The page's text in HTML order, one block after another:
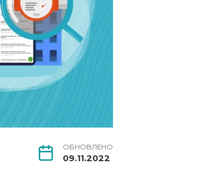
ОБНОВЛЕНО
09.11.2022